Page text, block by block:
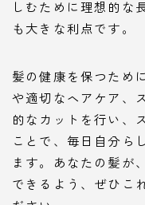
しむために理想的な
も大きな利点です。
髪の健康を保つため
や適切なヘアケア、
的なカットを行い、
ことで、毎日自分ら
ます。あなたの髪が
できるよう、ぜひこ